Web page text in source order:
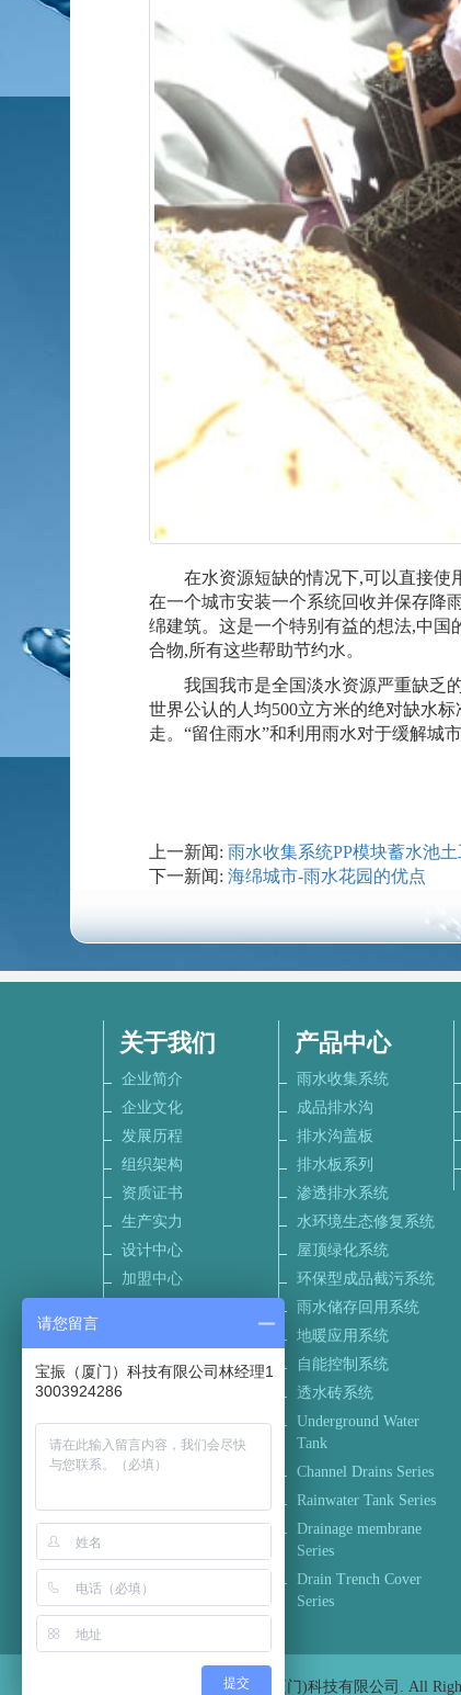
在水资源短缺的情况下,可以直接使用
在一个城市安装一个系统回收并保存降
绵建筑。这是一个特别有益的想法,中
合物,所有这些帮助节约水。
我国我市是全国淡水资源严重缺乏的
世界公认的人均500立方米的绝对缺水
走。“留住雨水”和利用雨水对于缓解城
上一新闻: 雨水收集系统PP模块蓄水池
下一新闻: 海绵城市-雨水花园的优点
关于我们
企业简介
企业文化
发展历程
组织架构
资质证书
生产实力
设计中心
加盟中心
产品中心
雨水收集系统
成品排水沟
排水沟盖板
排水板系列
渗透排水系统
水环境生态修复系统
屋顶绿化系统
环保型成品截污系统
雨水储存回用系统
地暖应用系统
自能控制系统
透水砖系统
Underground Water
Tank
Channel Drains Series
Rainwater Tank Series
Drainage membrane
Series
Drain Trench Cover
Series
© 2006-2016 宝振(厦门)科技有限公司. All
请您留言
宝振（厦门）科技有限公司林经理1
3003924286
提交